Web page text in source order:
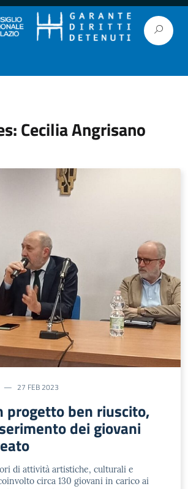
Cecilia Angrisano
27 FEB 2023
progetto ben riuscito,
dei giovani
di attività artistiche, culturali e
circa 130 giovani in carico ai